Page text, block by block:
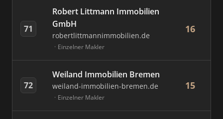
71
Robert Littmann Immobilien
GmbH
robertlittmannimmobilien.de
Einzelner Makler
16
72
Weiland Immobilien Bremen
weiland-immobilien-bremen.de
Einzelner Makler
15